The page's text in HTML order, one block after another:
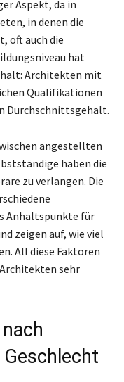
Aspekt, da in
in denen die
oft auch die
hat
Architekten mit
Qualifikationen
Durchschnittsgehalt.
angestellten
haben die
zu verlangen. Die
Anhaltspunkte für
zeigen auf, wie viel
All diese Faktoren
sehr